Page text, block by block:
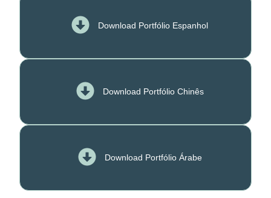
Download Portfólio Espanhol
Download Portfólio Chinês
Download Portfólio Árabe